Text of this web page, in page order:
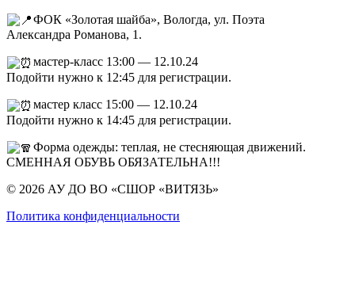
ФОК «Золотая шайба», Вологда, ул. Поэта
Александра Романова, 1.
мастер-класс 13:00 — 12.10.24
Подойти нужно к 12:45 для регистрации.
мастер класс 15:00 — 12.10.24
Подойти нужно к 14:45 для регистрации.
Форма одежды: теплая, не стесняющая движений.
СМЕННАЯ ОБУВЬ ОБЯЗАТЕЛЬНА!!!
© 2026 АУ ДО ВО «СШОР «ВИТЯЗЬ»
Политика конфиденциальности